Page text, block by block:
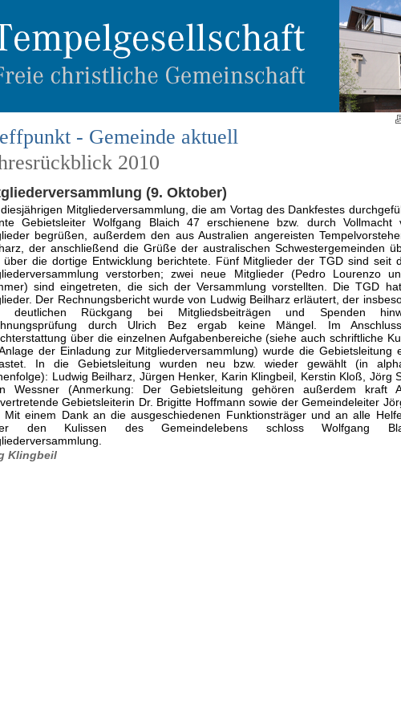
- Gemeinde aktuell
2010
(9. Oktober)
Mitgliederversammlung, die am Vortag des Dankfestes
Gebietsleiter Wolfgang Blaich 47 erschienene bzw. durch Vollmacht
begrüßen, außerdem den aus Australien angereisten
der anschließend die Grüße der australischen Schwestergemeinden
über die dortige Entwicklung berichtete. Fünf Mitglieder der TGD sind seit
verstorben; zwei neue Mitglieder (Pedro Lourenzo
sind eingetreten, die sich der Versammlung vorstellten. Die TGD
Der Rechnungsbericht wurde von Ludwig Beilharz erläutert, der
deutlichen Rückgang bei Mitgliedsbeiträgen und Spenden
durch Ulrich Bez ergab keine Mängel. Im
über die einzelnen Aufgabenbereiche (siehe auch schriftliche
der Einladung zur Mitgliederversammlung) wurde die Gebietsleitung
In die Gebietsleitung wurden neu bzw. wieder gewählt (in
Ludwig Beilharz, Jürgen Henker, Karin Klingbeil, Kerstin Kloß, Jörg
Wessner (Anmerkung: Der Gebietsleitung gehören außerdem kraft
Gebietsleiterin Dr. Brigitte Hoffmann sowie der Gemeindeleiter
Mit einem Dank an die ausgeschiedenen Funktionsträger und an alle
den Kulissen des Gemeindelebens schloss Wolfgang
Klingbeil